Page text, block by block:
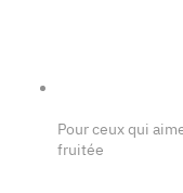
Pour ceux qui
fruitée